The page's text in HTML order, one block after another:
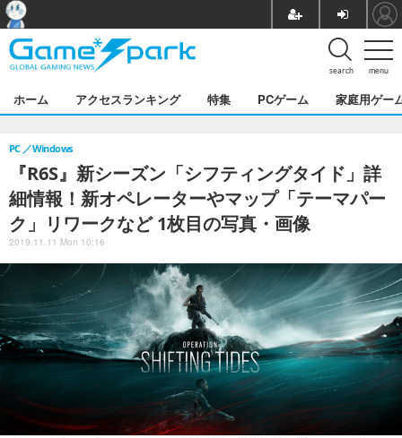
menu
search
ホーム アクセスランキング 特集 PCゲーム 家庭用ゲー
『R6S』新シーズン「シフティングタイド」詳
細情報！新オペレーターやマップ「テーマパー
ク」リワークなど 1枚目の写真・画像
PC Windows
2019.11.11 Mon 10:16